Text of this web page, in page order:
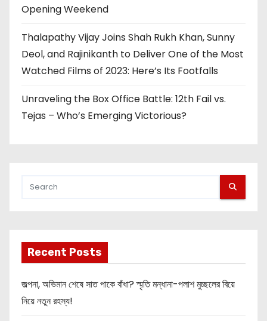
Opening Weekend
Thalapathy Vijay Joins Shah Rukh Khan, Sunny
Deol, and Rajinikanth to Deliver One of the Most
Watched Films of 2023: Here’s Its Footfalls
Unraveling the Box Office Battle: 12th Fail vs.
Tejas – Who’s Emerging Victorious?
Recent Posts
জল্পনা, অভিমান শেষে সাত পাকে বাঁধা? স্মৃতি মন্ধানা-পলাশ মুচ্ছলের বিয়ে
নিয়ে নতুন রহস্য!